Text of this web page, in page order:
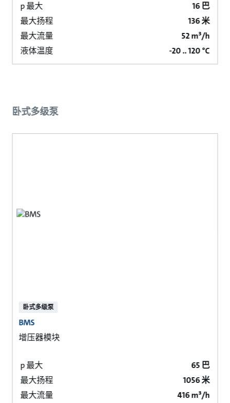
p 最大
16 巴
最大扬程
136 米
最大流量
52 m³/h
液体温度
-20 .. 120 °C
卧式多级泵
卧式多级泵
BMS
增压器模块
p 最大
65 巴
最大扬程
1056 米
最大流量
416 m³/h